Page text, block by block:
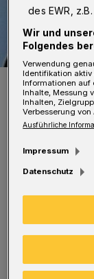
Sportvorstand
Velardi.
Foto: CSC
Der 42-
beim VfL
und der
aktiv war.
des EWR,
Wir und
Folgendes
Verwendung
Identifikation
Informationen auf
Inhalte, Messung
Inhalten,
Verbesserung von
Ausführliche
Impressum
Datenschutz